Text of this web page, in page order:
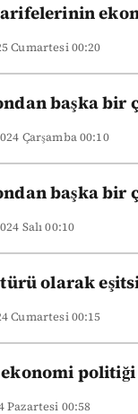
Cumartesi 00:20
başka bir
Çarşamba 00:10
başka bir
Salı 00:10
olarak
Cumartesi 00:15
politiği
Pazartesi 00:58